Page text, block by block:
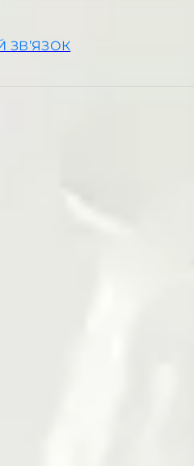
ЗВ’ЯЗОК
і відповідно до ваших
Mug BLUE